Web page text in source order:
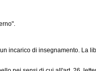
di insegnamento. La